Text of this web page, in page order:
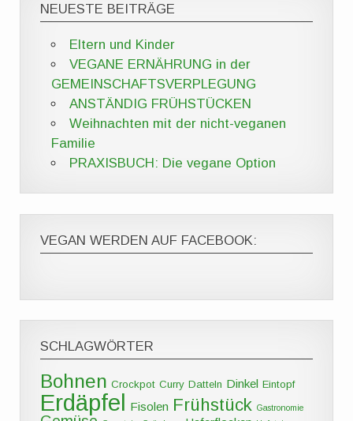
NEUESTE BEITRÄGE
Eltern und Kinder
VEGANE ERNÄHRUNG in der
GEMEINSCHAFTSVERPLEGUNG
ANSTÄNDIG FRÜHSTÜCKEN
Weihnachten mit der nicht-veganen
Familie
PRAXISBUCH: Die vegane Option
VEGAN WERDEN AUF FACEBOOK:
SCHLAGWÖRTER
Bohnen Crockpot Curry Datteln Dinkel Eintopf
Erdäpfel Fisolen Frühstück Gastronomie